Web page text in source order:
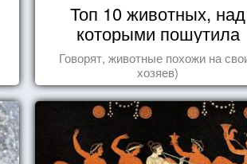
Топ 10 животных, над
которыми пошутила
природа
Говорят, животные похожи на
хозяев)